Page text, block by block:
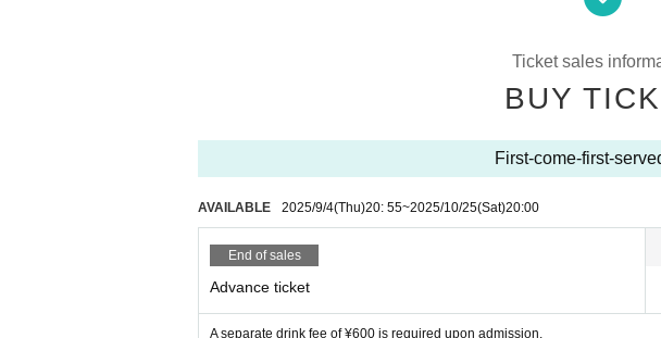
お馴染み伊坂ファミリー、松木威人、奥富珠里、山口明日
レギュラーで登場の妖怪たちに加え、新たな妖怪も特撮を
る。 アナログ特撮とデジタル特撮が共生された新しい特撮
勿論、監督は宇宙刑事シリーズなどの東映特撮番組のスタ
に、ゴジラシリーズや東映特撮で合成エフェクトを担当す
同じく平成仮面ライダーシリーズをはじめ東映特撮番組
フのレジェンド、國米美子夫人が監督を支える。
Ticket sales
BUY
First-come-first-
AVAILABLE 2025/9/4(Thu)20: 55~2025/10/25(Sat)20:00
End of sales
Advance ticket
A separate drink fee of ¥600 is required upon admission.